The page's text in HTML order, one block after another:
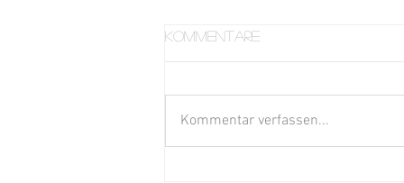
Kommentare
Kommentar verfassen...